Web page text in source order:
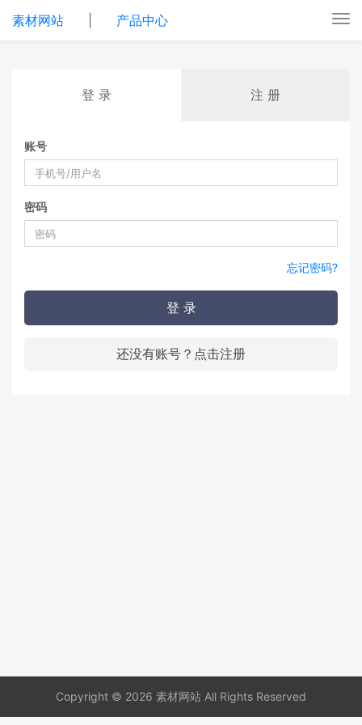
素材网站 产品中心
登 录 注 册
账号
密码
忘记密码?
登 录
还没有账号？点击注册
Copyright © 2026 素材网站 All Rights Reserved